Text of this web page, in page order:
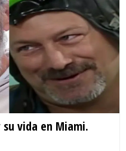
vida en Miami.